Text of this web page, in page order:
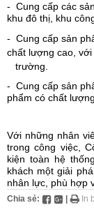
- Cung cấp các
khu đô thị, khu
- Cung cấp sản
chất lượng cao,
trường.
- Cung cấp sản
phẩm có chất
Với những nhân
trong công việc,
kiện toàn hệ
khách một giải
nhân lực, phù hợp
Chia sẻ:
In